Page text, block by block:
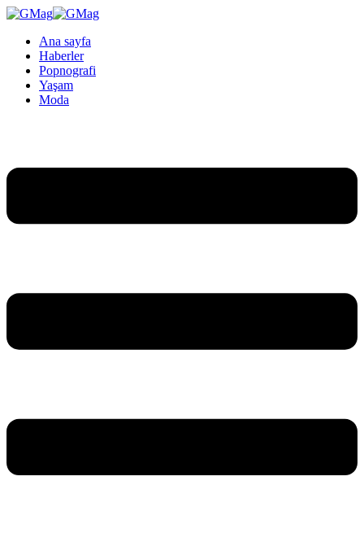
Ana sayfa
Haberler
Popnografi
Yaşam
Moda